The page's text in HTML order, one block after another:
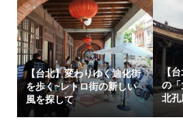
【台北】変わりゆく迪化街
を歩く~レトロ街の新しい
風を探して
【
の「
北孔